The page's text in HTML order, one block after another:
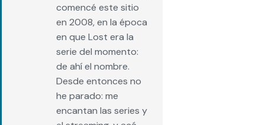
comencé este sitio
en 2008, en la época
en que Lost era la
serie del momento:
de ahí el nombre.
Desde entonces no
he parado: me
encantan las series y